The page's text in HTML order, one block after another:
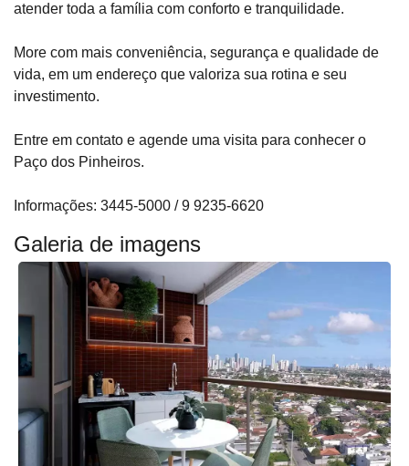
atender toda a família com conforto e tranquilidade.
More com mais conveniência, segurança e qualidade de
vida, em um endereço que valoriza sua rotina e seu
investimento.
Entre em contato e agende uma visita para conhecer o
Paço dos Pinheiros.
Informações: 3445-5000 / 9 9235-6620
Galeria de imagens